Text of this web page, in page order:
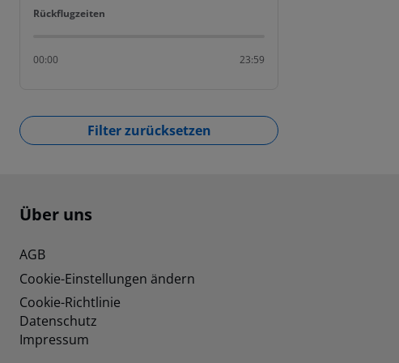
Rückflugzeiten
Rückflugzeiten
00:00 23:59
Filter zurücksetzen
Footer navigation
Über uns
AGB
Cookie-Einstellungen ändern
Cookie-Richtlinie
Datenschutz
Impressum